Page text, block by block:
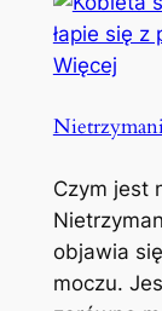
Więcej
Czym jest
objawia
moczu.